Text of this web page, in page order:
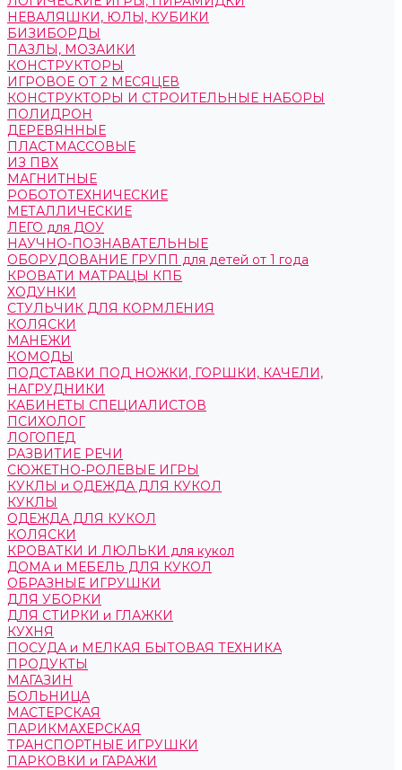
НЕВАЛЯШКИ, ЮЛЫ, КУБИКИ
БИЗИБОРДЫ
ПАЗЛЫ, МОЗАИКИ
КОНСТРУКТОРЫ
ИГРОВОЕ ОТ 2 МЕСЯЦЕВ
КОНСТРУКТОРЫ И СТРОИТЕЛЬНЫЕ НАБОРЫ
ПОЛИДРОН
ДЕРЕВЯННЫЕ
ПЛАСТМАССОВЫЕ
ИЗ ПВХ
МАГНИТНЫЕ
РОБОТОТЕХНИЧЕСКИЕ
МЕТАЛЛИЧЕСКИЕ
ЛЕГО для ДОУ
НАУЧНО-ПОЗНАВАТЕЛЬНЫЕ
ОБОРУДОВАНИЕ ГРУПП для детей от 1 года
КРОВАТИ МАТРАЦЫ КПБ
ХОДУНКИ
СТУЛЬЧИК ДЛЯ КОРМЛЕНИЯ
КОЛЯСКИ
МАНЕЖИ
КОМОДЫ
ПОДСТАВКИ ПОД НОЖКИ, ГОРШКИ, КАЧЕЛИ,
НАГРУДНИКИ
КАБИНЕТЫ СПЕЦИАЛИСТОВ
ПСИХОЛОГ
ЛОГОПЕД
РАЗВИТИЕ РЕЧИ
СЮЖЕТНО-РОЛЕВЫЕ ИГРЫ
КУКЛЫ и ОДЕЖДА ДЛЯ КУКОЛ
КУКЛЫ
ОДЕЖДА ДЛЯ КУКОЛ
КОЛЯСКИ
КРОВАТКИ И ЛЮЛЬКИ для кукол
ДОМА и МЕБЕЛЬ ДЛЯ КУКОЛ
ОБРАЗНЫЕ ИГРУШКИ
ДЛЯ УБОРКИ
ДЛЯ СТИРКИ и ГЛАЖКИ
КУХНЯ
ПОСУДА и МЕЛКАЯ БЫТОВАЯ ТЕХНИКА
ПРОДУКТЫ
МАГАЗИН
БОЛЬНИЦА
МАСТЕРСКАЯ
ПАРИКМАХЕРСКАЯ
ТРАНСПОРТНЫЕ ИГРУШКИ
ПАРКОВКИ и ГАРАЖИ